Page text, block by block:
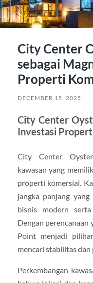
City Center
sebagai
Properti
DECEMBER 15, 2025
City Center
Investasi
City Center
kawasan yang
properti komersial.
jangka panjang
bisnis modern
Dengan perencanaan
Point menjadi
mencari stabilitas dan
Perkembangan